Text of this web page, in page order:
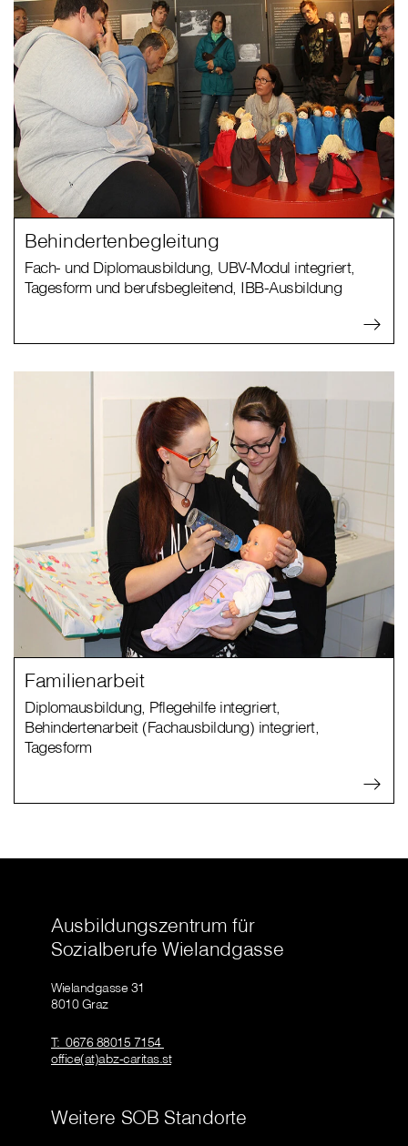
Behindertenbegleitung
Fach- und Diplomausbildung, UBV-Modul integriert,
Tagesform und berufsbegleitend, IBB-Ausbildung
Familienarbeit
Diplomausbildung, Pflegehilfe integriert,
Behindertenarbeit (Fachausbildung) integriert,
Tagesform
Ausbildungszentrum für
Sozialberufe Wielandgasse
Wielandgasse 31
8010 Graz
T: 0676 88015 7154
office(at)abz-caritas.st
Weitere SOB Standorte